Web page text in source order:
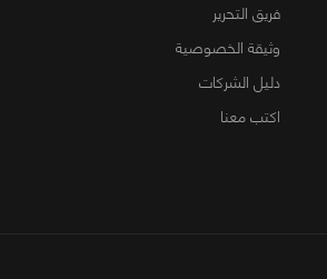
فريق التحرير
وثيقة الخصوصية
دليل الشركات
اكتب معنا